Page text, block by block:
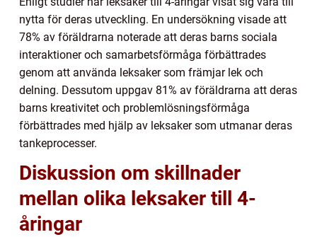
nytta för deras utveckling. En undersökning visade att
78% av föräldrarna noterade att deras barns sociala
interaktioner och samarbetsförmåga förbättrades
genom att använda leksaker som främjar lek och
delning. Dessutom uppgav 81% av föräldrarna att deras
barns kreativitet och problemlösningsförmåga
förbättrades med hjälp av leksaker som utmanar deras
tankeprocesser.
Diskussion om skillnader
mellan olika leksaker till 4-
åringar